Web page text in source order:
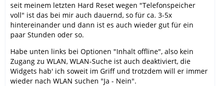
seit meinem letzten Hard Reset wegen "Telefonspeicher
voll" ist das bei mir auch dauernd, so für ca. 3-5x
hintereinander und dann ist es auch wieder gut für ein
paar Stunden oder so.
Habe unten links bei Optionen "Inhalt offline", also kein
Zugang zu WLAN, WLAN-Suche ist auch deaktiviert, die
Widgets hab' ich soweit im Griff und trotzdem will er immer
wieder nach WLAN suchen "Ja - Nein".